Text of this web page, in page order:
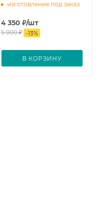
изготовление под заказ
4 350 ₽/шт
5 000₽ -13%
В КОРЗИНУ